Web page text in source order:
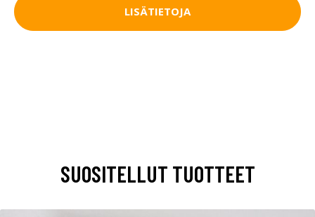
LISÄTIETOJA
SUOSITELLUT TUOTTEET